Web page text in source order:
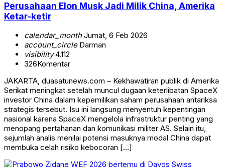
Perusahaan Elon Musk Jadi Milik China, Amerika
Ketar-ketir
calendar_monthJumat, 6 Feb 2026
account_circleDarman
visibility4.112
326Komentar
JAKARTA, duasatunews.com – Kekhawatiran publik di Amerika
Serikat meningkat setelah muncul dugaan keterlibatan SpaceX
investor China dalam kepemilikan saham perusahaan antariksa
strategis tersebut. Isu ini langsung menyentuh kepentingan
nasional karena SpaceX mengelola infrastruktur penting yang
menopang pertahanan dan komunikasi militer AS. Selain itu,
sejumlah analis menilai potensi masuknya modal China dapat
membuka celah risiko kebocoran […]